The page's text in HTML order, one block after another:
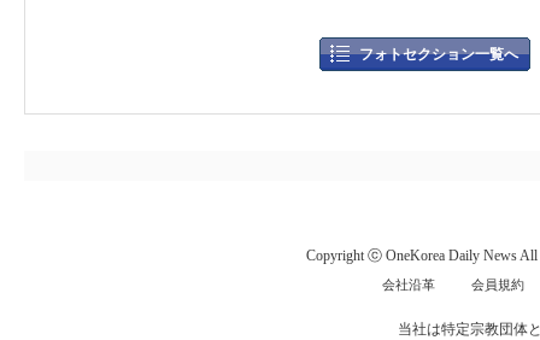
フォトセクション一覧へ
Copyright ⓒ OneKorea Daily News All
会社沿革 会員規約
当社は特定宗教団体